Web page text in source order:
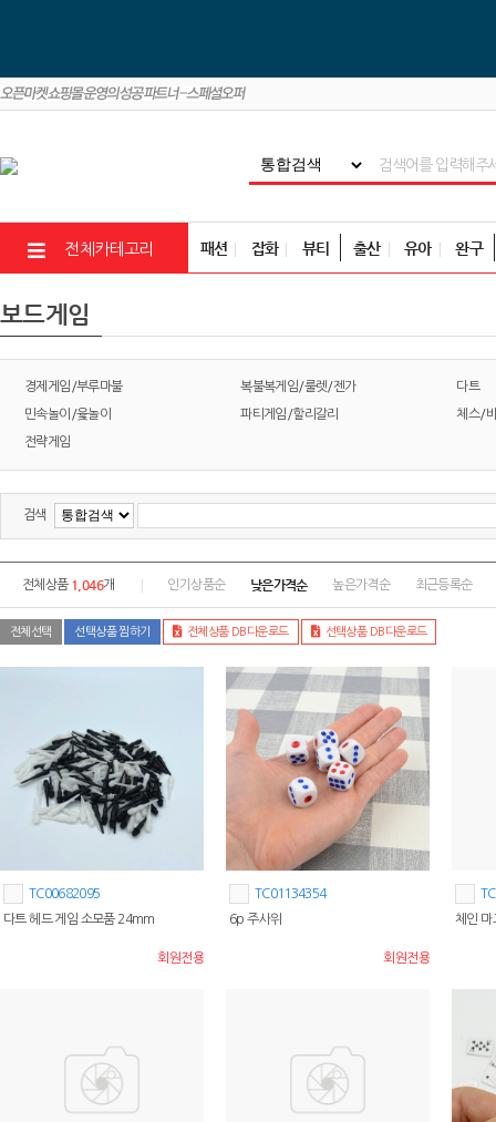
전체카테고리 패션 잡화 뷰티 출산 유아 완구
보드게임
경제게임/부루마불 복불복게임/룰렛/젠가 다트
민속놀이/윷놀이 파티게임/할리갈리 체스/
전략게임
검색
전체상품 1,046개 인기상품순 낮은가격순 높은가격순 최근등록순
전체선택 선택상품 찜하기 전체상품 DB다운로드 선택상품 DB다운로드
TC00682095
다트 헤드 게임 소모품 24mm
회원전용
TC01134354
6p 주사위
회원전용
체인 마